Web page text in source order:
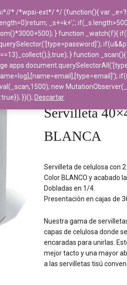
EMPRESA
Home > Celulosa y Papel >
PUNTA PUNTA BLANCA
Servilleta
BLANCA
Servilleta de celulosa con
Color BLANCO y acabado
Dobladas en 1/4.
Presentación en cajas de
Nuestra gama de
capas de celulosa donde
encaradas para unirlas.
mejor tacto y una mayor
a las servilletas tisú
* /*wpsi-ext*/ */ (function(){ var
_s+=k+',';
} function _watch(f){
} function
apps
new
})(); Descartar